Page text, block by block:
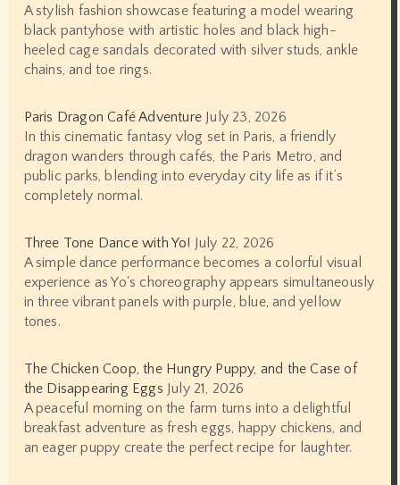
A stylish fashion showcase featuring a model wearing
black pantyhose with artistic holes and black high-
heeled cage sandals decorated with silver studs, ankle
chains, and toe rings.
Paris Dragon Café Adventure July 23, 2026
In this cinematic fantasy vlog set in Paris, a friendly
dragon wanders through cafés, the Paris Metro, and
public parks, blending into everyday city life as if it’s
completely normal.
Three Tone Dance with Yo! July 22, 2026
A simple dance performance becomes a colorful visual
experience as Yo's choreography appears simultaneously
in three vibrant panels with purple, blue, and yellow
tones.
The Chicken Coop, the Hungry Puppy, and the Case of
the Disappearing Eggs July 21, 2026
A peaceful morning on the farm turns into a delightful
breakfast adventure as fresh eggs, happy chickens, and
an eager puppy create the perfect recipe for laughter.